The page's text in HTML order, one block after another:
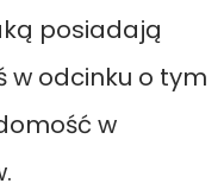
posiadają
w odcinku o tym
w